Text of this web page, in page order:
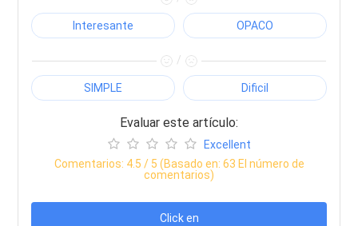
Interesante OPACO
/
SIMPLE Dificil
Evaluar este artículo:
Excellent
Comentarios: 4.5 / 5 (Basado en: 63 El número de
comentarios)
Click en